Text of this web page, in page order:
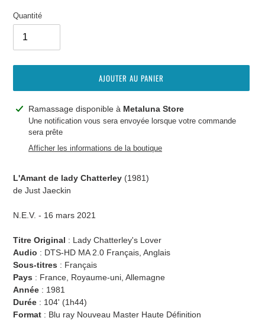
Quantité
AJOUTER AU PANIER
Ajout
produit
Ramassage disponible à Metaluna Store
Une notification vous sera envoyée lorsque votre commande
sera prête
Afficher les informations de la boutique
L'Amant de lady Chatterley (1981)
de Just Jaeckin
N.E.V. - 16 mars 2021
Titre Original : Lady Chatterley's Lover
Audio : DTS-HD MA 2.0 Français, Anglais
Sous-titres : Français
Pays : France, Royaume-uni, Allemagne
Année : 1981
Durée : 104' (1h44)
Format : Blu ray Nouveau Master Haute Définition